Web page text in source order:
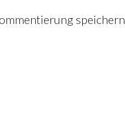
speichern.